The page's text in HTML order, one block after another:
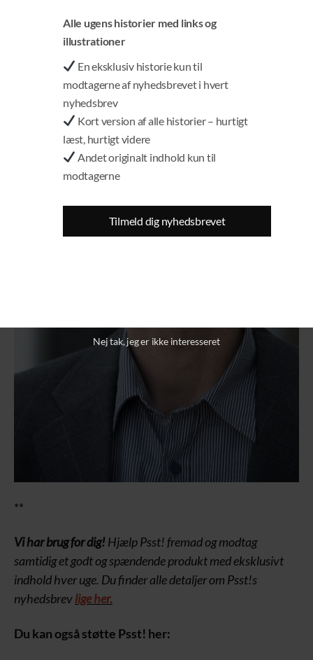
Jens Mogensen, journalist, Psst!
**
Vi har brug for dig! Hjælp Psst! fremad og modtag
samtidig et godt og spændende produkt med eksklusivt
indhold hver uge. Du finder alle detaljer om Psst!s
nyhedsbrevlige her.
Du kan også støtte Psst! her:
Alle ugens historier med links og
illustrationer
En eksklusiv historie kun til
modtagerne af nyhedsbrevet i hvert
nyhedsbrev
Kort version af alle historier – hurtigt
læst, hurtigt videre
Andet originalt indhold kun til
modtagerne
Tilmeld dig nyhedsbrevet
Nej tak, jeg er ikke interesseret